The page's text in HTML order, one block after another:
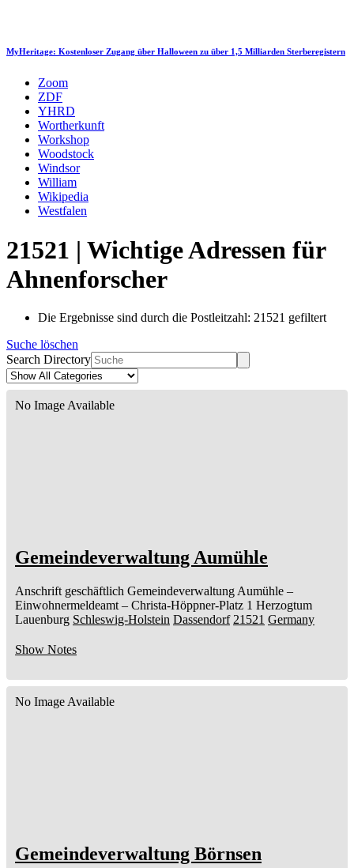
MyHeritage: Kostenloser Zugang über Halloween zu über 1,5 Milliarden Sterberegistern
Zoom
ZDF
YHRD
Wortherkunft
Workshop
Woodstock
Windsor
William
Wikipedia
Westfalen
21521 | Wichtige Adressen für
Ahnenforscher
Die Ergebnisse sind durch die Postleitzahl: 21521 gefiltert
Suche löschen
Search Directory
No Image Available
Gemeindeverwaltung Aumühle
Anschrift geschäftlich Gemeindeverwaltung Aumühle –
Einwohnermeldeamt – Christa-Höppner-Platz 1 Herzogtum
Lauenburg Schleswig-Holstein Dassendorf 21521 Germany
Show Notes
No Image Available
Gemeindeverwaltung Börnsen